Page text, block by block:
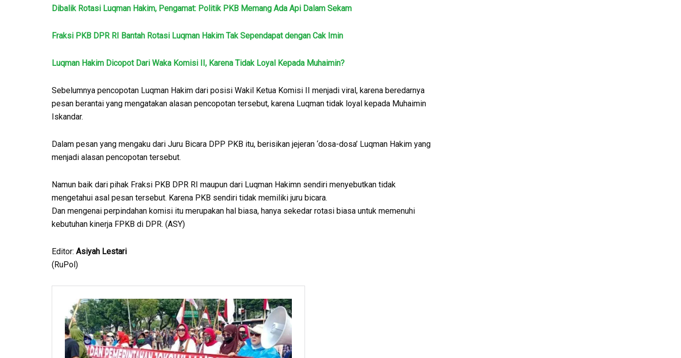
Dibalik Rotasi Luqman Hakim, Pengamat: Politik PKB Memang Ada Api Dalam Sekam
Fraksi PKB DPR RI Bantah Rotasi Luqman Hakim Tak Sependapat dengan Cak Imin
Luqman Hakim Dicopot Dari Waka Komisi II, Karena Tidak Loyal Kepada Muhaimin?
Sebelumnya pencopotan Luqman Hakim dari posisi Wakil Ketua Komisi II menjadi viral, karena beredarnya
pesan berantai yang mengatakan alasan pencopotan tersebut, karena Luqman tidak loyal kepada Muhaimin
Iskandar.
Dalam pesan yang mengaku dari Juru Bicara DPP PKB itu, berisikan jejeran ‘dosa-dosa’ Luqman Hakim yang
menjadi alasan pencopotan tersebut.
Namun baik dari pihak Fraksi PKB DPR RI maupun dari Luqman Hakimn sendiri menyebutkan tidak
mengetahui asal pesan tersebut. Karena PKB sendiri tidak memiliki juru bicara.
Dan mengenai perpindahan komisi itu merupakan hal biasa, hanya sekedar rotasi biasa untuk memenuhi
kebutuhan kinerja FPKB di DPR. (ASY)
Editor: Asiyah Lestari
(RuPol)